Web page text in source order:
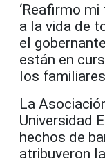
‘Reafirmo
a la vida de
el
están en
los
La
Universidad
hechos de
atribuyeron